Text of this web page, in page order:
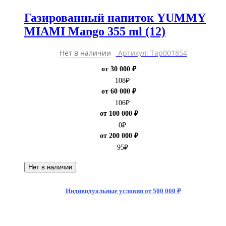
Газированный напиток YUMMY
MIAMI Mango 355 ml (12)
Нет в наличии Артикул: Тар001854
от 30 000 ₽
108₽
от 60 000 ₽
106₽
от 100 000 ₽
0₽
от 200 000 ₽
95₽
Нет в наличии
Индивидуальные условия от 500 000 ₽